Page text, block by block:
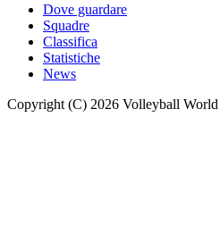
Dove guardare
Squadre
Classifica
Statistiche
News
Copyright (C) 2026 Volleyball